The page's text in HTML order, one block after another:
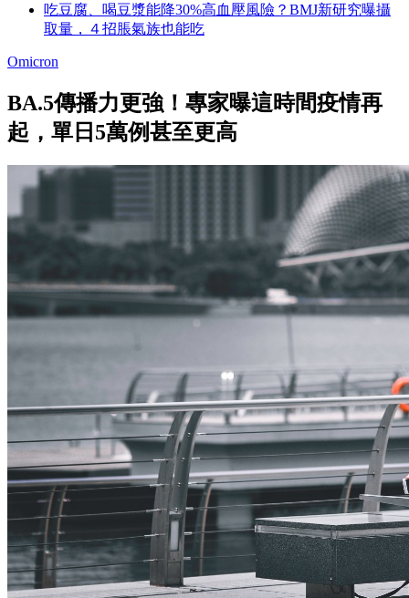
吃豆腐、喝豆漿能降30%高血壓風險？BMJ新研究曝攝
取量，４招脹氣族也能吃
Omicron
BA.5傳播力更強！專家曝這時間疫情再
起，單日5萬例甚至更高